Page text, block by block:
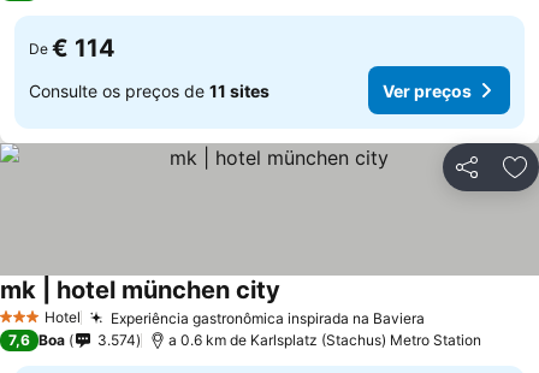
De € 114
Consulte os preços de 11 sites Ver preços
Partilhar
3 EstrelasHotel Experiência gastronômica inspirada na Baviera
mk | hotel münchen city
7,6 Boa 3.574 a 0.6 km de Karlsplatz (Stachus) Metro Station